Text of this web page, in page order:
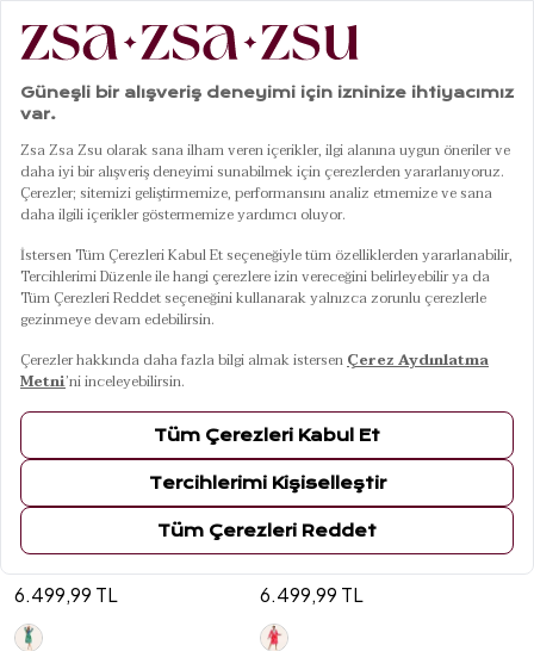
Bornoz
FILTRELE SIRALA
Unisex Bornoz
6.499,99 TL
Tabea Pembe -
Kırmızı Unisex
Bornoz
6.499,99 TL